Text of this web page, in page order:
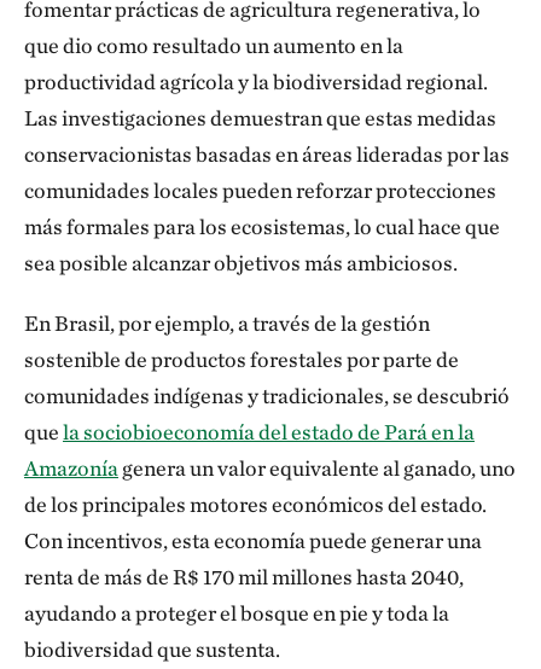
fomentar prácticas de agricultura regenerativa, lo
que dio como resultado un aumento en la
productividad agrícola y la biodiversidad regional.
Las investigaciones demuestran que estas medidas
conservacionistas basadas en áreas lideradas por las
comunidades locales pueden reforzar protecciones
más formales para los ecosistemas, lo cual hace que
sea posible alcanzar objetivos más ambiciosos.
En Brasil, por ejemplo, a través de la gestión
sostenible de productos forestales por parte de
comunidades indígenas y tradicionales, se descubrió
quela sociobioeconomía del estado de Pará en la
Amazonía genera un valor equivalente al ganado, uno
de los principales motores económicos del estado.
Con incentivos, esta economía puede generar una
renta de más de R$ 170 mil millones hasta 2040,
ayudando a proteger el bosque en pie y toda la
biodiversidad que sustenta.